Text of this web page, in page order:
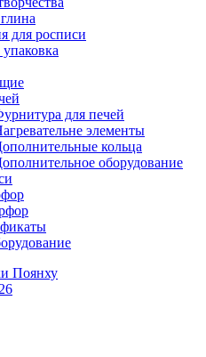
для росписи
для печей
элементы
кольца
оборудование